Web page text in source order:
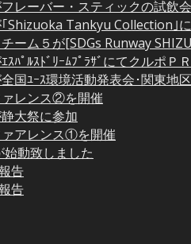
レーバー・スティックの試飲
Shizuoka Tankyu Collection｣
ーム５が[SDGs Runway
ｽﾊﾟﾙｽﾄﾞﾘｰﾑﾌﾟﾗｻﾞにてクルポＰ
国ﾕｰｽ環境活動発表会･関東地
レンス②を開催
大祭に参加
アレンス①を開催
始動致しました
告
告